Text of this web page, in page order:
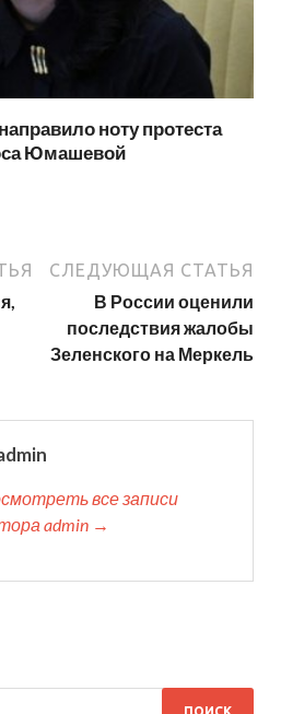
ноту протеста
Юмашевой
СЛЕДУЮЩАЯ СТАТЬЯ
В России оценили
последствия жалобы
Зеленского на Меркель
все записи
admin →